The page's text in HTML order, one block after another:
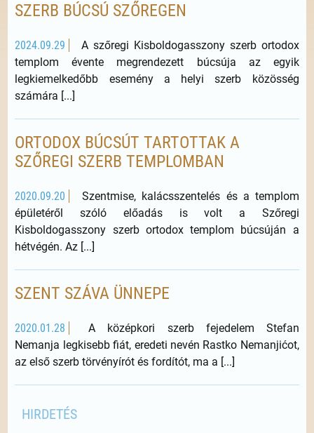
SZERB BÚCSÚ SZŐREGEN
2024.09.29
A szőregi Kisboldogasszony szerb ortodox
templom évente megrendezett búcsúja az egyik
legkiemelkedőbb esemény a helyi szerb közösség
számára [...]
ORTODOX BÚCSÚT TARTOTTAK A
SZŐREGI SZERB TEMPLOMBAN
2020.09.20
Szentmise, kalácsszentelés és a templom
épületéről szóló előadás is volt a Szőregi
Kisboldogasszony szerb ortodox templom búcsúján a
hétvégén. Az [...]
SZENT SZÁVA ÜNNEPE
2020.01.28
A középkori szerb fejedelem Stefan
Nemanja legkisebb fiát, eredeti nevén Rastko Nemanjićot,
az első szerb törvényírót és fordítót, ma a [...]
HIRDETÉS